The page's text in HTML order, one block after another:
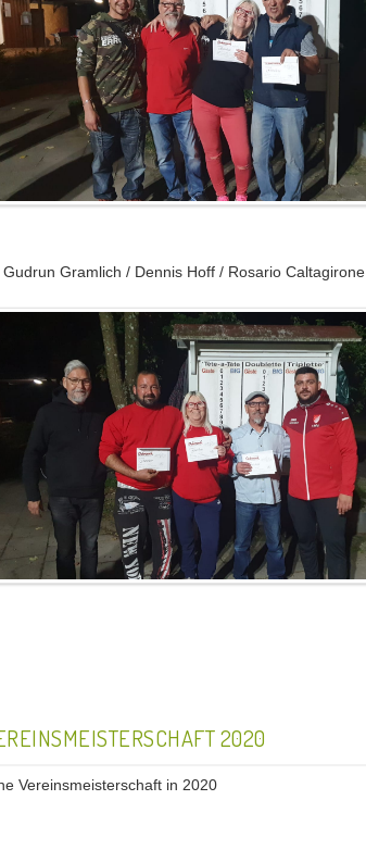
Gudrun Gramlich / Dennis Hoff / Rosario Caltagirone
2020
Vereinsmeisterschaft in 2020